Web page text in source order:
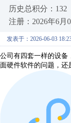
历史总积分：132
注册：2026年6月
发表于：2026-06-03
公司有四套一样的设备
面硬件软件的问题，